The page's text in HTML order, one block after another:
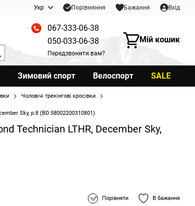
Укр Порівняння Бажання Вхід
067-333-06-38
050-033-06-38
Передзвонити вам?
Мій кошик
Зимовий спорт Велоспорт SALE
Чоловічі трекінгові кросівки
Sky, р.8 (BD 58002200310801)
Technician LTHR, December Sky,
Порівняти В бажання